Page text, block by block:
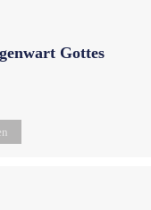
Gottes